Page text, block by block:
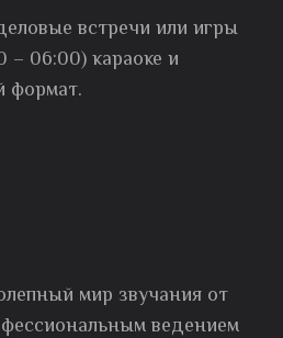
встречи или игры
– 06:00) караоке и
формат.
мир звучания от
ведением